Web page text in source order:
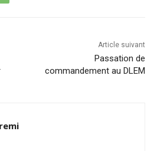
Article suivant
Passation de
commandement au DLEM
remi